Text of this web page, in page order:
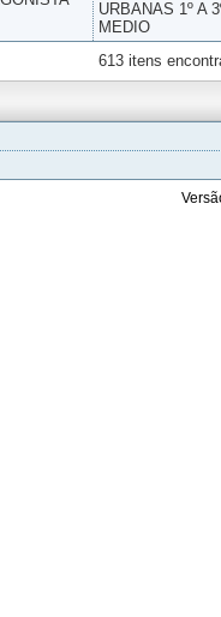
URBANAS 1º A
MEDIO
613 itens